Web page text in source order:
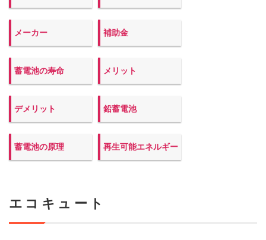
メーカー 補助金
蓄電池の寿命 メリット
デメリット 鉛蓄電池
蓄電池の原理 再生可能エネルギー
エコキュート